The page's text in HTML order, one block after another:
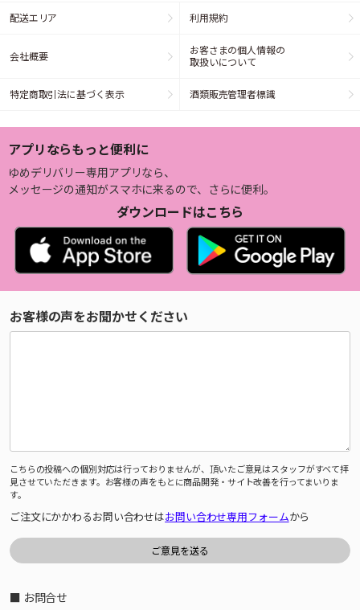
配送エリア 利用規約
会社概要
お客さまの個人情報の
取扱いについて
特定商取引法に基づく表示 酒類販売管理者標識
アプリならもっと便利に
ゆめデリバリー専用アプリなら、
メッセージの通知がスマホに来るので、さらに便利。
ダウンロードはこちら
お客様の声をお聞かせください
こちらの投稿への個別対応は行っておりませんが、頂いたご意見はスタッフがすべて拝
見させていただきます。お客様の声をもとに商品開発・サイト改善を行ってまいりま
す。
ご注文にかかわるお問い合わせはお問い合わせ専用フォームから
■ お問合せ